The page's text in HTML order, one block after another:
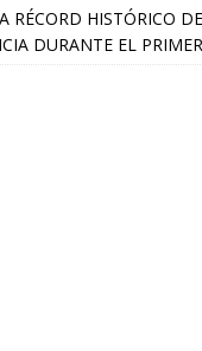
RÉCORD HISTÓRICO
DURANTE EL